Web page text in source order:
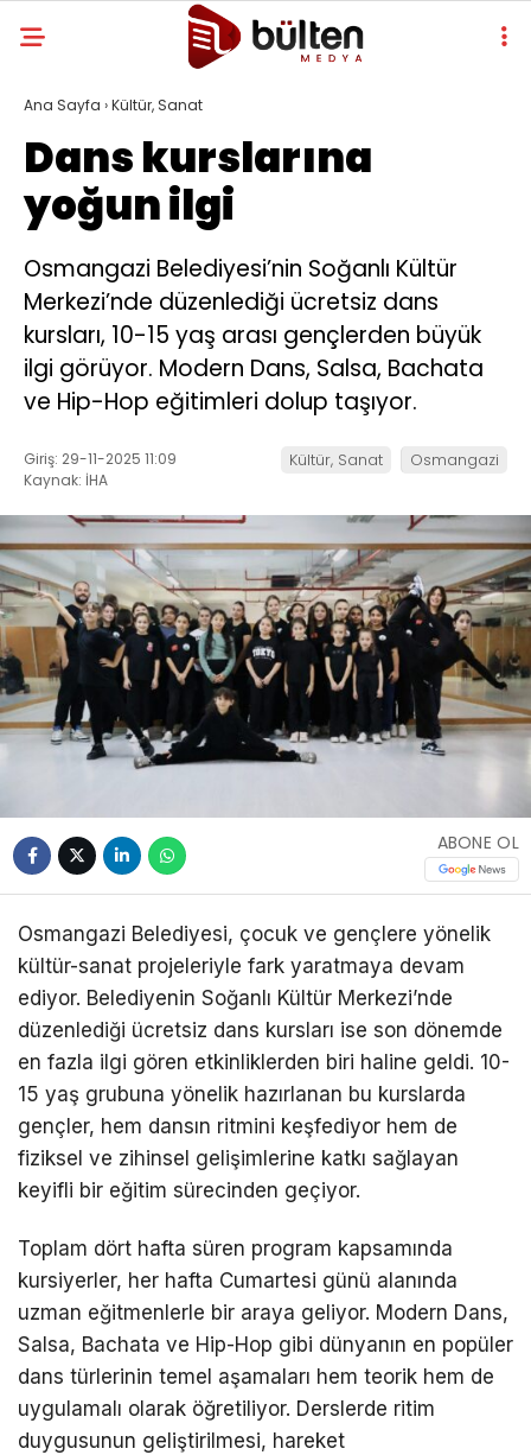
Ana Sayfa ›Kültür, Sanat
Dans kurslarına
yoğun ilgi
Osmangazi Belediyesi’nin Soğanlı Kültür
Merkezi’nde düzenlediği ücretsiz dans
kursları, 10-15 yaş arası gençlerden büyük
ilgi görüyor. Modern Dans, Salsa, Bachata
ve Hip-Hop eğitimleri dolup taşıyor.
Giriş: 29-11-2025 11:09
Kaynak: İHA
Kültür, Sanat Osmangazi
ABONE OL
Osmangazi Belediyesi, çocuk ve gençlere yönelik
kültür-sanat projeleriyle fark yaratmaya devam
ediyor. Belediyenin Soğanlı Kültür Merkezi’nde
düzenlediği ücretsiz dans kursları ise son dönemde
en fazla ilgi gören etkinliklerden biri haline geldi. 10-
15 yaş grubuna yönelik hazırlanan bu kurslarda
gençler, hem dansın ritmini keşfediyor hem de
fiziksel ve zihinsel gelişimlerine katkı sağlayan
keyifli bir eğitim sürecinden geçiyor.
Toplam dört hafta süren program kapsamında
kursiyerler, her hafta Cumartesi günü alanında
uzman eğitmenlerle bir araya geliyor. Modern Dans,
Salsa, Bachata ve Hip-Hop gibi dünyanın en popüler
dans türlerinin temel aşamaları hem teorik hem de
uygulamalı olarak öğretiliyor. Derslerde ritim
duygusunun geliştirilmesi, hareket